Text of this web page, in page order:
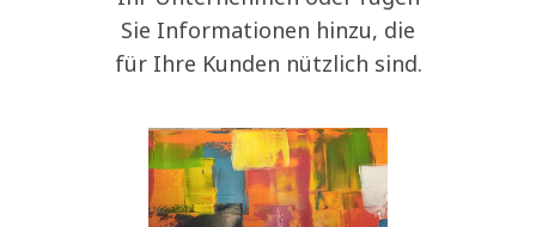
Sie Informationen hinzu, die
für Ihre Kunden nützlich sind.